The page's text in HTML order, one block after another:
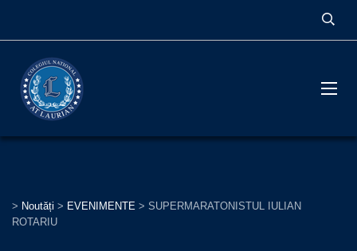
> Noutăți > EVENIMENTE > SUPERMARATONISTUL IULIAN
ROTARIU